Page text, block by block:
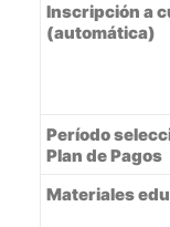
Inscripción a
(automática)
Período
Plan de Pagos
Materiales